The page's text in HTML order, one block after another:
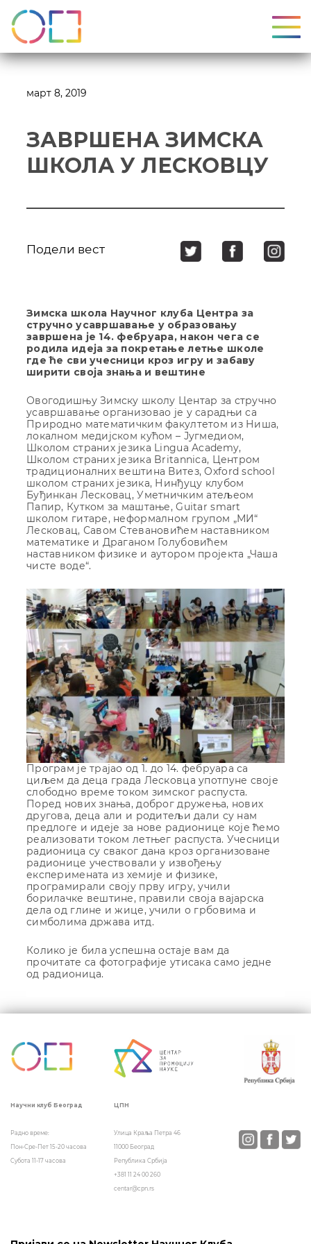
март 8, 2019
ЗАВРШЕНА ЗИМСКА
ШКОЛА У ЛЕСКОВЦУ
Подели вест
Зимска школа Научног клуба Центра за
стручно усавршавање у образовању
завршена је 14. фебруара, након чега се
родила идеја за покретање летње школе
где ће сви учесници кроз игру и забаву
ширити своја знања и вештине
Овогодишњу Зимску школу Центар за стручно
усавршавање организовао је у сарадњи са
Природно математичким факултетом из Ниша,
локалном медијском кућом – Југмедиом,
Школом страних језика Lingua Academy,
Школом страних језика Britannica, Центром
традиционалних вештина Витез, Oxford school
школом страних језика, Нинђуцу клубом
Буђинкан Лесковац, Уметничким атељеом
Папир, Кутком за маштање, Guitar smart
школом гитаре, неформалном групом „МИ“
Лесковац, Савом Стевановићем наставником
математике и Драганом Голубовићем
наставником физике и аутором пројекта „Чаша
чисте воде“.
Програм је трајао од 1. до 14. фебруара са
циљем да деца града Лесковца употпуне своје
слободно време током зимског распуста.
Поред нових знања, доброг дружења, нових
другова, деца али и родитељи дали су нам
предлоге и идеје за нове радионице које ћемо
реализовати током летњег распуста. Учесници
радионица су сваког дана кроз организоване
радионице учествовали у извођењу
експеримената из хемије и физике,
програмирали своју прву игру, учили
борилачке вештине, правили своја вајарска
дела од глине и жице, учили о грбовима и
симболима држава итд.
Колико је била успешна остаје вам да
прочитате са фотографије утисака само једне
од радионица.
Кретање
Научни клуб Београд
Радно време:
Пон-Сре-Пет 15-20 часова
Субота 11-17 часова
ЦПН
Улица Краља Петра 46
11000 Београд
Република Србија
+381 11 24 00 260
centar@cpn.rs